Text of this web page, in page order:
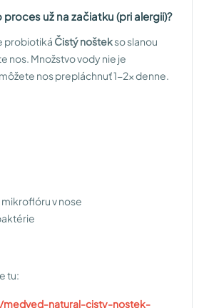
už na začiatku (pri alergii)?
probiotiká Čistý noštekso slanou
nos. Množstvo vody nie je
nos prepláchnuť 1-2x denne.
v nose
tu:
medved-natural-cisty-nostek-